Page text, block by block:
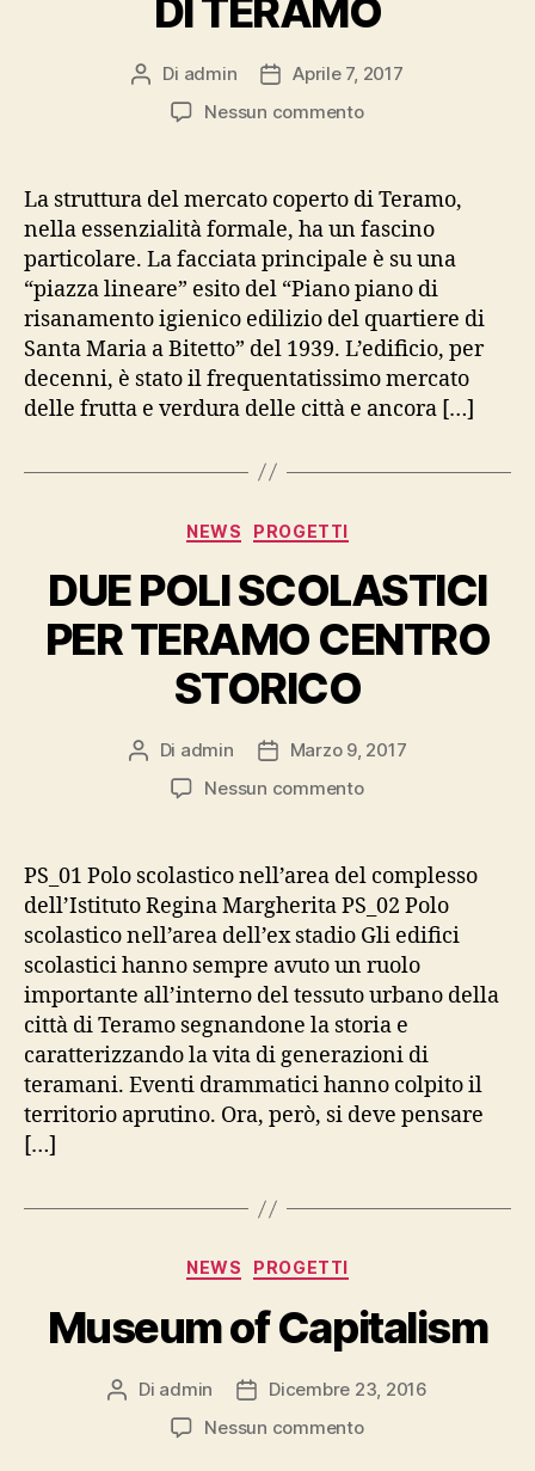
DI TERAMO
Autore
articolo
Di admin
DataAprile 7, 2017
Nessun commentosu
COPERTO
DI
TERAMO
La struttura del mercato coperto di Teramo,
nella essenzialità formale, ha un fascino
particolare. La facciata principale è su una
“piazza lineare” esito del “Piano piano di
risanamento igienico edilizio del quartiere di
Santa Maria a Bitetto” del 1939. L’edificio, per
decenni, è stato il frequentatissimo mercato
delle frutta e verdura delle città e ancora […]
Categorie
NEWS PROGETTI
DUE POLI SCOLASTICI
PER TERAMO CENTRO
STORICO
Autore
articolo
Di admin
Data
dell'articolo
Marzo 9, 2017
Nessun commentosu
SCOLASTICI
PER
TERAMO
CENTRO
STORICO
PS_01 Polo scolastico nell’area del complesso
dell’Istituto Regina Margherita PS_02 Polo
scolastico nell’area dell’ex stadio Gli edifici
scolastici hanno sempre avuto un ruolo
importante all’interno del tessuto urbano della
città di Teramo segnandone la storia e
caratterizzando la vita di generazioni di
teramani. Eventi drammatici hanno colpito il
territorio aprutino. Ora, però, si deve pensare
[…]
Categorie
NEWS PROGETTI
Museum of Capitalism
Autore
articolo
Di admin
DataDicembre 23, 2016
Nessun commentosu